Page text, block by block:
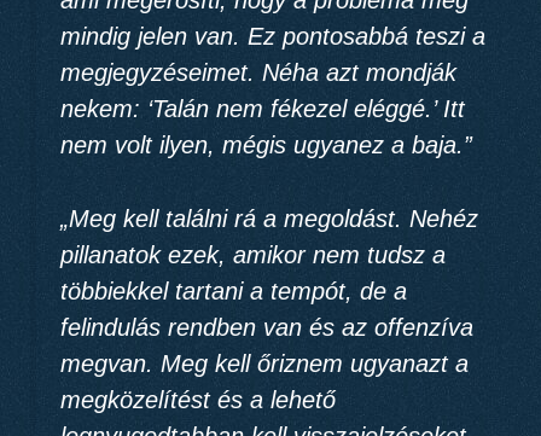
mindig jelen van. Ez pontosabbá teszi a
megjegyzéseimet. Néha azt mondják
nekem: ‘Talán nem fékezel eléggé.’ Itt
nem volt ilyen, mégis ugyanez a baja.”
„Meg kell találni rá a megoldást. Nehéz
pillanatok ezek, amikor nem tudsz a
többiekkel tartani a tempót, de a
felindulás rendben van és az offenzíva
megvan. Meg kell őriznem ugyanazt a
megközelítést és a lehető